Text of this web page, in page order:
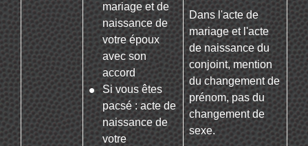
mariage et de
naissance de
votre époux
avec son
accord
Si vous êtes
pacsé : acte de
naissance de
votre
Dans l'acte de
mariage et l'acte
de naissance du
conjoint, mention
du changement de
prénom, pas du
changement de
sexe.